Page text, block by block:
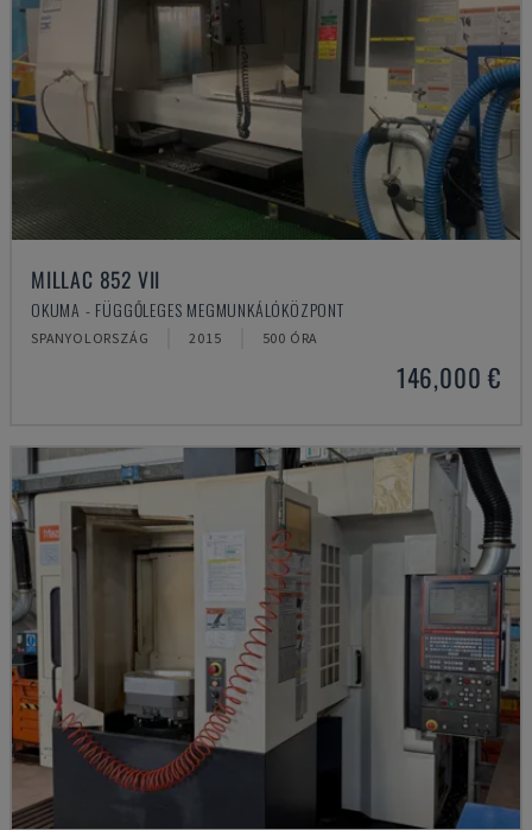
MILLAC 852 VII
OKUMA - FÜGGŐLEGES MEGMUNKÁLÓKÖZPONT
SPANYOLORSZÁG 2015 500 ÓRA
146,000 €